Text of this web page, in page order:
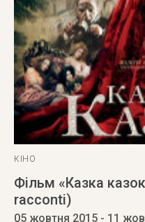
КІНО
Фільм «Казка
racconti)
05 жовтня 2015 - 11